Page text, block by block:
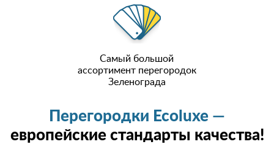
Самый большой
ассортимент перегородок
Зеленограда
Перегородки Ecoluxe —
европейские стандарты качества!